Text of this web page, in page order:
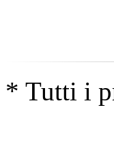
* Tutti i